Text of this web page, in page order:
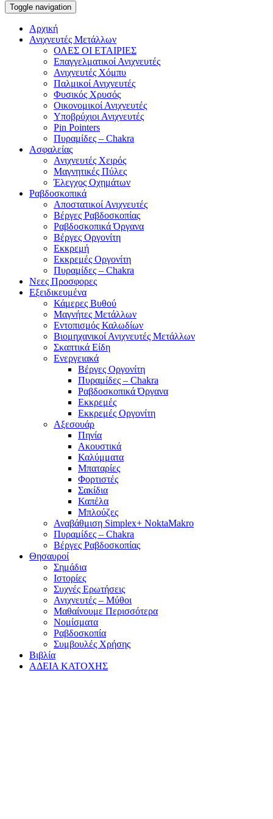
Toggle navigation
Αρχική
Ανιχνευτές Μετάλλων
ΟΛΕΣ ΟΙ ΕΤΑΙΡΙΕΣ
Επαγγελματικοί Ανιχνευτές
Ανιχνευτές Χόμπυ
Παλμικοί Ανιχνευτές
Φυσικός Χρυσός
Οικονομικοί Ανιχνευτές
Υποβρύχιοι Ανιχνευτές
Pin Pointers
Πυραμίδες – Chakra
Ασφαλείας
Ανιχνευτές Χειρός
Μαγνητικές Πύλες
Έλεγχος Οχημάτων
Ραβδοσκοπικά
Αποστατικοί Ανιχνευτές
Βέργες Ραβδοσκοπίας
Ραβδοσκοπικά Όργανα
Βέργες Οργονίτη
Εκκρεμή
Εκκρεμές Οργονίτη
Πυραμίδες – Chakra
Νεες Προσφορες
Εξειδικευμένα
Κάμερες Βυθού
Μαγνήτες Μετάλλων
Εντοπισμός Καλωδίων
Βιομηχανικοί Ανιχνευτές Μετάλλων
Σκαπτικά Είδη
Ενεργειακά
Βέργες Οργονίτη
Πυραμίδες – Chakra
Ραβδοσκοπικά Όργανα
Εκκρεμές
Εκκρεμές Οργονίτη
Αξεσουάρ
Πηνία
Ακουστικά
Καλύμματα
Μπαταρίες
Φορτιστές
Σακίδια
Καπέλα
Μπλούζες
Αναβάθμιση Simplex+ NoktaMakro
Πυραμίδες – Chakra
Βέργες Ραβδοσκοπίας
Θησαυροί
Σημάδια
Ιστορίες
Συχνές Ερωτήσεις
Ανιχνευτές – Μύθοι
Μαθαίνουμε Περισσότερα
Νομίσματα
Ραβδοσκοπία
Συμβουλές Χρήσης
Βιβλία
ΑΔΕΙΑ ΚΑΤΟΧΗΣ